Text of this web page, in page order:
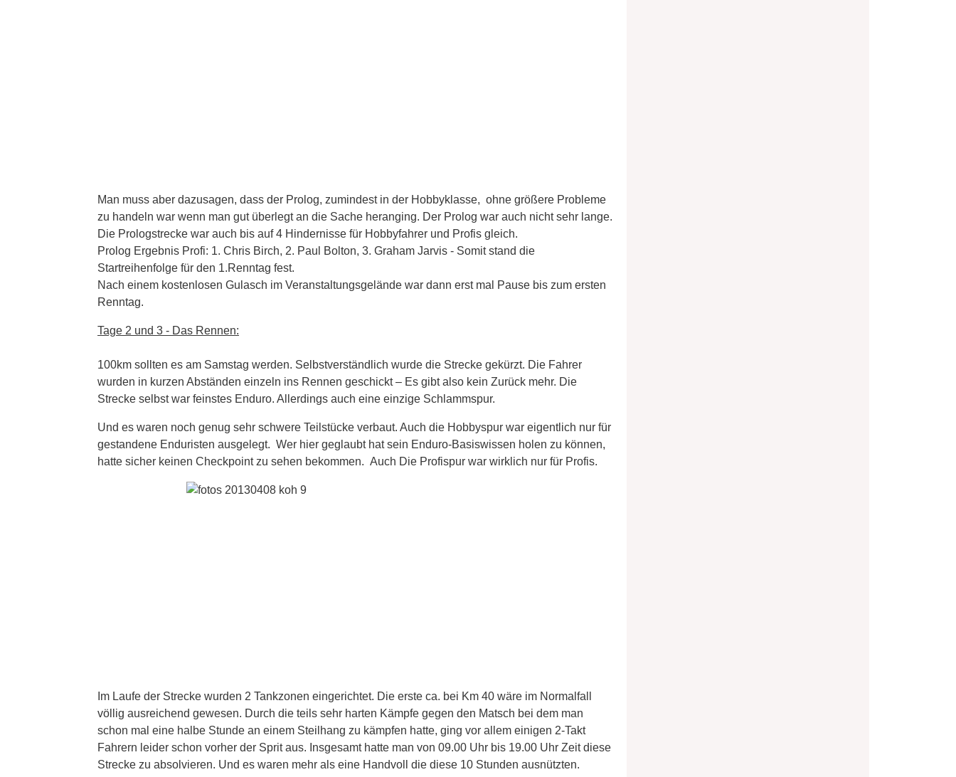
Man muss aber dazusagen, dass der Prolog, zumindest in der Hobbyklasse, ohne größere Probleme
zu handeln war wenn man gut überlegt an die Sache heranging. Der Prolog war auch nicht sehr lange.
Die Prologstrecke war auch bis auf 4 Hindernisse für Hobbyfahrer und Profis gleich.
Prolog Ergebnis Profi: 1. Chris Birch, 2. Paul Bolton, 3. Graham Jarvis - Somit stand die
Startreihenfolge für den 1.Renntag fest.
Nach einem kostenlosen Gulasch im Veranstaltungsgelände war dann erst mal Pause bis zum ersten
Renntag.
Tage 2 und 3 - Das Rennen:
100km sollten es am Samstag werden. Selbstverständlich wurde die Strecke gekürzt. Die Fahrer
wurden in kurzen Abständen einzeln ins Rennen geschickt – Es gibt also kein Zurück mehr. Die
Strecke selbst war feinstes Enduro. Allerdings auch eine einzige Schlammspur.
Und es waren noch genug sehr schwere Teilstücke verbaut. Auch die Hobbyspur war eigentlich nur für
gestandene Enduristen ausgelegt. Wer hier geglaubt hat sein Enduro-Basiswissen holen zu können,
hatte sicher keinen Checkpoint zu sehen bekommen. Auch Die Profispur war wirklich nur für Profis.
Im Laufe der Strecke wurden 2 Tankzonen eingerichtet. Die erste ca. bei Km 40 wäre im Normalfall
völlig ausreichend gewesen. Durch die teils sehr harten Kämpfe gegen den Matsch bei dem man
schon mal eine halbe Stunde an einem Steilhang zu kämpfen hatte, ging vor allem einigen 2-Takt
Fahrern leider schon vorher der Sprit aus. Insgesamt hatte man von 09.00 Uhr bis 19.00 Uhr Zeit diese
Strecke zu absolvieren. Und es waren mehr als eine Handvoll die diese 10 Stunden ausnützten.